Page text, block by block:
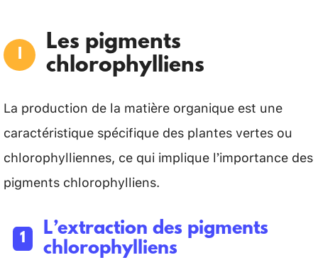
Les pigments
chlorophylliens
La production de la matière organique est une
caractéristique spécifique des plantes vertes ou
chlorophylliennes, ce qui implique l’importance des
pigments chlorophylliens.
L’extraction des pigments
chlorophylliens